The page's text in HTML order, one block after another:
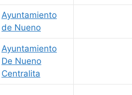
Ayuntamiento
de Nueno
Ayuntamiento
De Nueno
Centralita